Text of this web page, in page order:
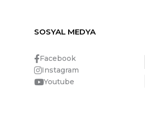
SOSYAL MEDYA
Facebook
Instagram
Youtube